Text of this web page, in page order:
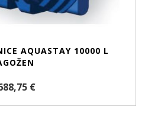
AQUASTAY 10000 L
€